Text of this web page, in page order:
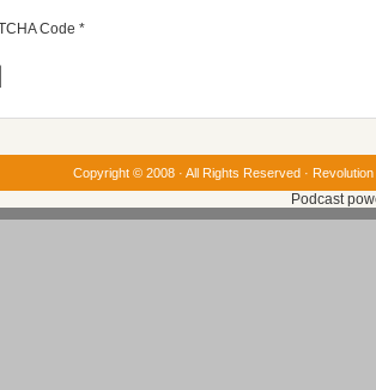
Code *
Copyright © 2008 · All Rights Reserved ·
Podcast